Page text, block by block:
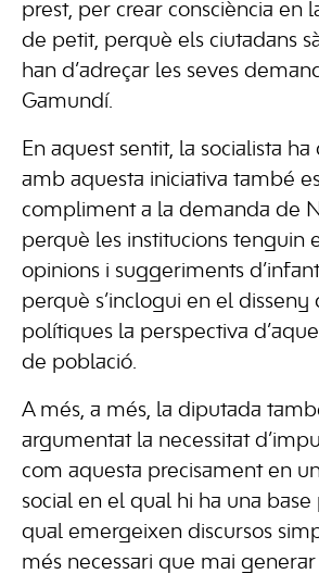
prest, per crear consciència en
de petit, perquè els ciutadans
han d’adreçar les seves
Gamundí.
En aquest sentit, la socialista
amb aquesta iniciativa també
compliment a la demanda de
perquè les institucions tenguin
opinions i suggeriments
perquè s’inclogui en el disseny
polítiques la perspectiva
de població.
A més, a més, la diputada
argumentat la necessitat
com aquesta precisament en
social en el qual hi ha una
qual emergeixen discursos
més necessari que mai generar